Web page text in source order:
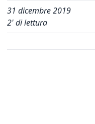
31 dicembre 2019
2' di lettura